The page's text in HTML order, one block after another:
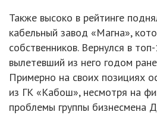
Также высоко в рейтинге
кабельный завод «Магна»,
собственников. Вернулся в
вылетевший из него годом
Примерно на своих позициях
из ГК «Кабош», несмотря на
проблемы группы бизнесмена